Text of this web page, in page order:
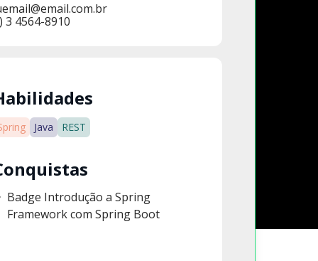
3 4564-8910
Java REST
Badge Introdução a Spring
Framework com Spring Boot